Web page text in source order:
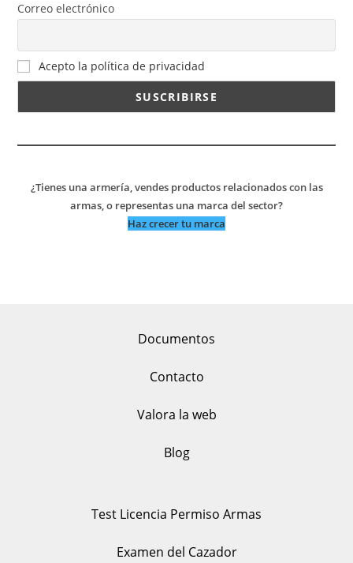
Correo electrónico
Acepto la política de privacidad
¿Tienes una armería, vendes productos relacionados con las
armas, o representas una marca del sector?
Haz crecer tu marca
Documentos
Contacto
Valora la web
Blog
Test Licencia Permiso Armas
Examen del Cazador